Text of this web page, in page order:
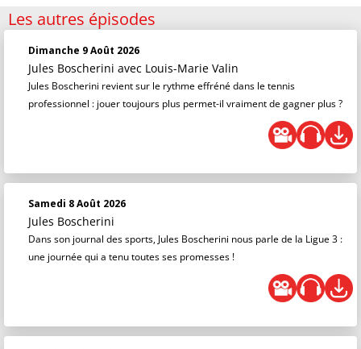
Les autres épisodes
Dimanche 9 Août 2026
Jules Boscherini avec Louis-Marie Valin
Jules Boscherini revient sur le rythme effréné dans le tennis
professionnel : jouer toujours plus permet-il vraiment de gagner plus ?
Samedi 8 Août 2026
Jules Boscherini
Dans son journal des sports, Jules Boscherini nous parle de la Ligue 3 :
une journée qui a tenu toutes ses promesses !